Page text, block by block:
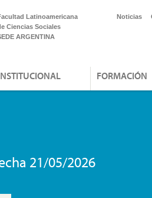
Latinoamericana
Ciencias Sociales
ARGENTINA
Noticias
FORMACIÓN
21/05/2026